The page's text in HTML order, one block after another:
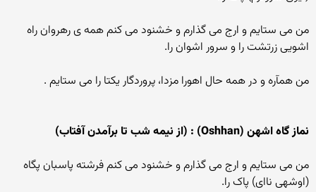
من می ستایم و ارج می گذارم و خشنود می کنم همه ی رهروان راه
اشویی زرتشت را و سرور اشوان را.
من همآره و در همه حال اهورا مزدا، پروردگار یکتا را می ستایم .
نماز گاه اشهن (Oshhan) : (از نیمه شب تا برآمدن آفتاب)
من می ستایم و ارج می گذارم و خشنود می کنم فرشته پاسبان پگاه
(اوشهی ناای) پاک را.